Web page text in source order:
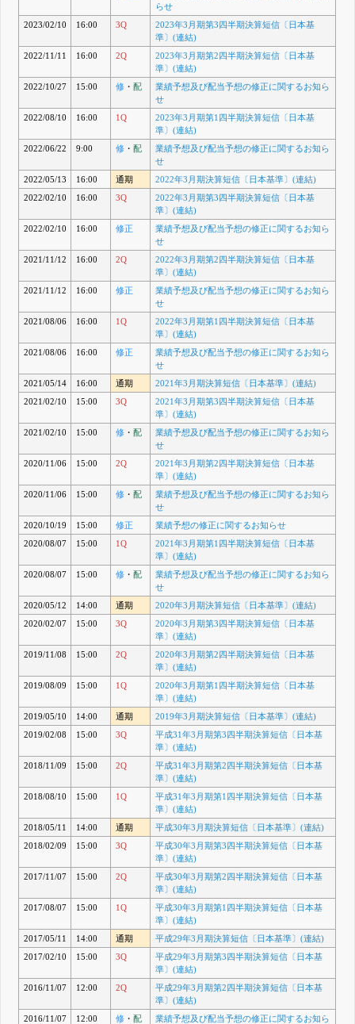
らせ
2023/02/10
16:00 3Q
2023年3月期第3四半期決算短信〔日本基
準〕(連結)
2022/11/11
16:00 2Q
2023年3月期第2四半期決算短信〔日本基
準〕(連結)
2022/10/27
15:00 修・ 配
業績予想及び配当予想の修正に関するお知ら
せ
2022/08/10
16:00 1Q
2023年3月期第1四半期決算短信〔日本基
準〕(連結)
2022/06/22
9:00 修・ 配
業績予想及び配当予想の修正に関するお知ら
せ
2022/05/13
16:00 通期
2022年3月期決算短信〔日本基準〕(連結)
2022/02/10
16:00 3Q
2022年3月期第3四半期決算短信〔日本基
準〕(連結)
2022/02/10
16:00 修正
業績予想及び配当予想の修正に関するお知ら
せ
2021/11/12
16:00 2Q
2022年3月期第2四半期決算短信〔日本基
準〕(連結)
2021/11/12
16:00 修正
業績予想及び配当予想の修正に関するお知ら
せ
2021/08/06
16:00 1Q
2022年3月期第1四半期決算短信〔日本基
準〕(連結)
2021/08/06
16:00 修正
業績予想及び配当予想の修正に関するお知ら
せ
2021/05/14
16:00 通期
2021年3月期決算短信〔日本基準〕(連結)
2021/02/10
15:00 3Q
2021年3月期第3四半期決算短信〔日本基
準〕(連結)
2021/02/10
15:00 修・ 配
業績予想及び配当予想の修正に関するお知ら
せ
2020/11/06
15:00 2Q
2021年3月期第2四半期決算短信〔日本基
準〕(連結)
2020/11/06
15:00 修・ 配
業績予想及び配当予想の修正に関するお知ら
せ
2020/10/19
15:00 修正
業績予想の修正に関するお知らせ
2020/08/07
15:00 1Q
2021年3月期第1四半期決算短信〔日本基
準〕(連結)
2020/08/07
15:00 修・ 配
業績予想及び配当予想の修正に関するお知ら
せ
2020/05/12
14:00 通期
2020年3月期決算短信〔日本基準〕(連結)
2020/02/07
15:00 3Q
2020年3月期第3四半期決算短信〔日本基
準〕(連結)
2019/11/08
15:00 2Q
2020年3月期第2四半期決算短信〔日本基
準〕(連結)
2019/08/09
15:00 1Q
2020年3月期第1四半期決算短信〔日本基
準〕(連結)
2019/05/10
14:00 通期
2019年3月期決算短信〔日本基準〕(連結)
2019/02/08
15:00 3Q
平成31年3月期第3四半期決算短信〔日本基
準〕(連結)
2018/11/09
15:00 2Q
平成31年3月期第2四半期決算短信〔日本基
準〕(連結)
2018/08/10
15:00 1Q
平成31年3月期第1四半期決算短信〔日本基
準〕(連結)
2018/05/11
14:00 通期
平成30年3月期決算短信〔日本基準〕(連結)
2018/02/09
15:00 3Q
平成30年3月期第3四半期決算短信〔日本基
準〕(連結)
2017/11/07
15:00 2Q
平成30年3月期第2四半期決算短信〔日本基
準〕(連結)
2017/08/07
15:00 1Q
平成30年3月期第1四半期決算短信〔日本基
準〕(連結)
2017/05/11
14:00 通期
平成29年3月期決算短信〔日本基準〕(連結)
2017/02/10
15:00 3Q
平成29年3月期第3四半期決算短信〔日本基
準〕(連結)
2016/11/07
12:00 2Q
平成29年3月期第2四半期決算短信〔日本基
準〕(連結)
2016/11/07
12:00 修・ 配
業績予想及び配当予想の修正に関するお知ら